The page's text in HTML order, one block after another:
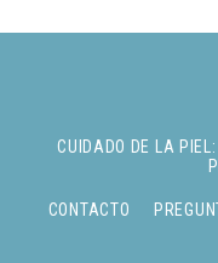
CUIDADO DE LA
CONTACTO